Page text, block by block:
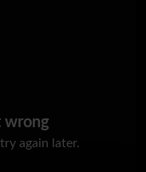
wrong
again later.